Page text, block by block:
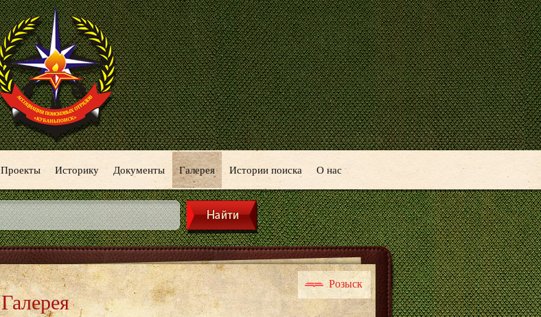
Проекты Историку Документы Галерея Истории поиска О нас
Розыск
Галерея